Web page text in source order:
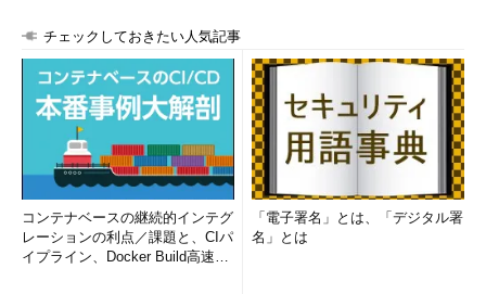
ポリシーには、新しく［コンピュータの構成］－［Windowsの設
Windowsファイアウォール］という項目もあるが、これは、
Windowsファイアウォール後継の「セキュリティが強化された
Windowsファイアウォール」に対応するグループポリシー項目で
ある。リモート管理するだけなら、こちらは使わなくてもよい
（連載 Vistaの地平 第15回「進化したWindows Vistaのファイア
ウォール機能（後編）」参照）。
●2つのプロファイル
チェックしておきたい人気記事
コンテナベースの継続的インテグ
レーションの利点／課題と、CIパ
イプライン、Docker Build高速化
「電子署名」とは、「デジタル署
名」とは